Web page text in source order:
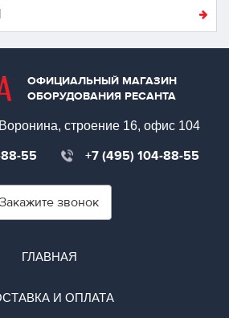
ОФИЦИАЛЬНЫЙ МАГАЗИН
ОБОРУДОВАНИЯ РЕСАНТА
строение 16, офис 104
55 +7 (495) 104-88-55
Закажите звонок
ГЛАВНАЯ
И ОПЛАТА